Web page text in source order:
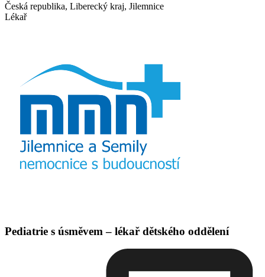
Česká republika, Liberecký kraj, Jilemnice
Lékař
Pediatrie s úsměvem – lékař dětského oddělení